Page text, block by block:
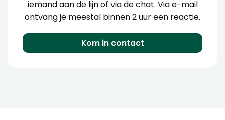
iemand aan de lijn of via de chat. Via e-mail
ontvang je meestal binnen 2 uur een reactie.
Kom in contact